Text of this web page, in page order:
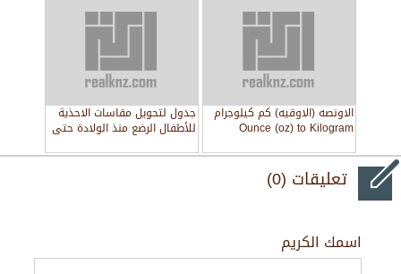
الاونصه (الاوقيه) كم كيلوجرام
Ounce (oz) to Kilogram
جدول لتحويل مقاسات الاحذية
للأطفال الرضع منذ الولادة حتى
تعليقات (0)
اسمك الكريم